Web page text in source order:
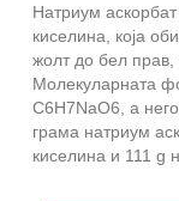
Натриум
киселина, која
жолт до бел прав,
Молекуларната
C6H7NaO6, а
грама натриум
киселина и 111 g